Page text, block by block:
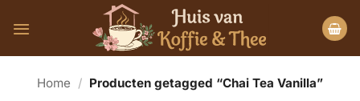
naar
Home / Producten getagged “Chai Tea Vanilla”